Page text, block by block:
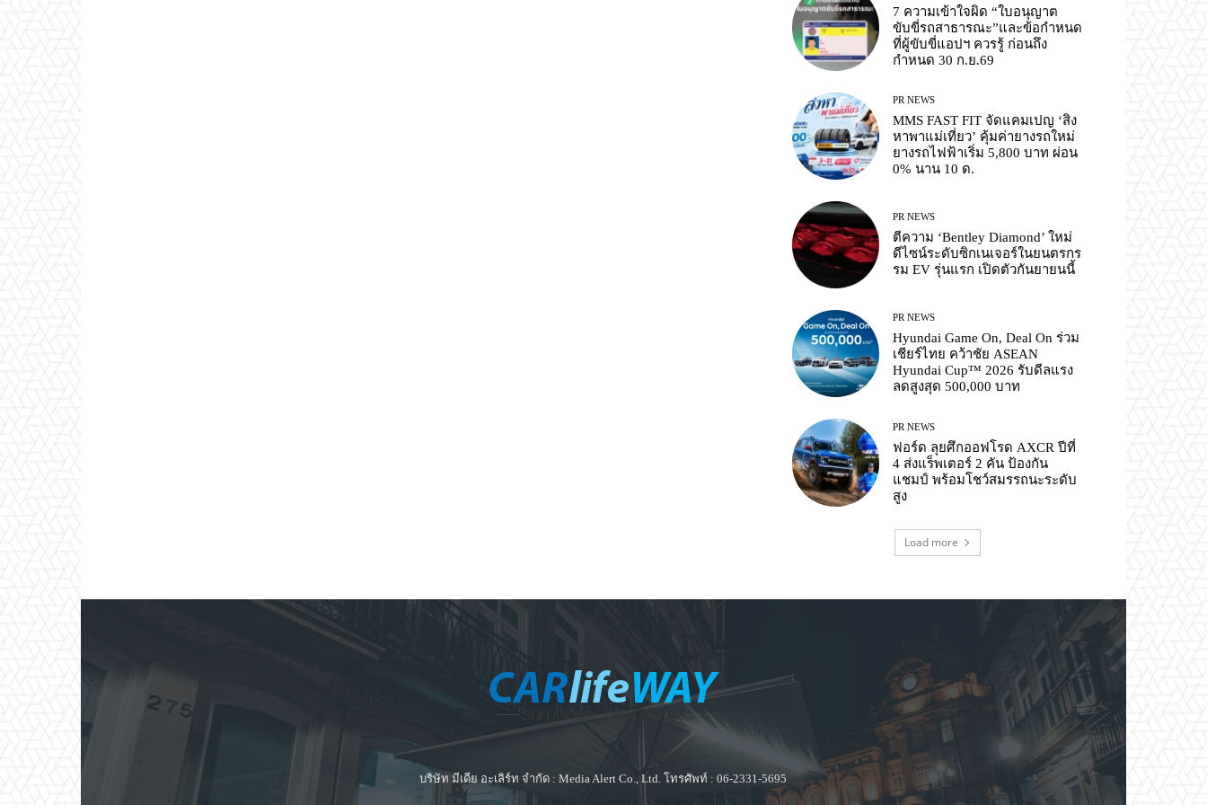
7 ความเข้าใจผิด “ใบอนุญาต
ขับขี่รถสาธารณะ”และข้อกำหนด
ที่ผู้ขับขี่แอปฯ ควรรู้ ก่อนถึง
กำหนด 30 ก.ย.69
PR NEWS
MMS FAST FIT จัดแคมเปญ ‘สิง
หาพาแม่เที่ยว’ คุ้มค่ายางรถใหม่
ยางรถไฟฟ้าเริ่ม 5,800 บาท ผ่อน
0% นาน 10 ด.
PR NEWS
ตีความ ‘Bentley Diamond’ ใหม่
ดีไซน์ระดับซิกเนเจอร์ในยนตรกร
รม EV รุ่นแรก เปิดตัวกันยายนนี้
PR NEWS
Hyundai Game On, Deal On ร่วม
เชียร์ไทย คว้าชัย ASEAN
Hyundai Cup™ 2026 รับดีลแรง
ลดสูงสุด 500,000 บาท
PR NEWS
ฟอร์ด ลุยศึกออฟโรด AXCR ปีที่
4 ส่งแร็พเตอร์ 2 คัน ป้องกัน
แชมป์ พร้อมโชว์สมรรถนะระดับ
สูง
Load more
บริษัท มีเดีย อะเลิร์ท จำกัด : Media Alert Co., Ltd. โทรศัพท์ : 06-2331-5695